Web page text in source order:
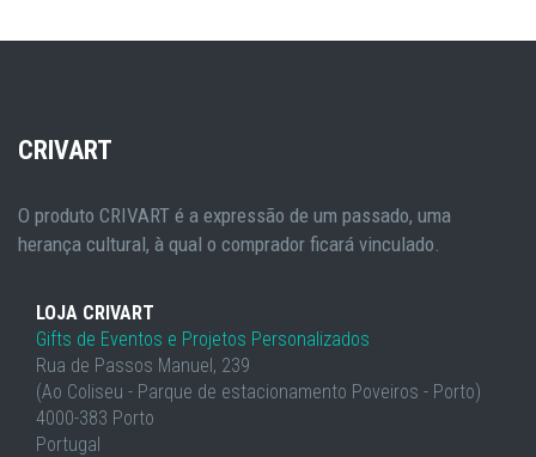
CRIVART
O produto CRIVART é a expressão de um passado, uma
herança cultural, à qual o comprador ficará vinculado.
LOJA CRIVART
Gifts de Eventos e Projetos Personalizados
Rua de Passos Manuel, 239
(Ao Coliseu - Parque de estacionamento Poveiros - Porto)
4000-383 Porto
Portugal